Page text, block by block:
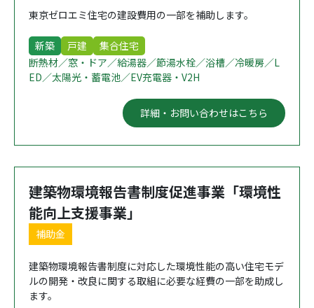
東京ゼロエミ住宅の建設費用の一部を補助します。
新築 戸建
集合住宅
断熱材／窓・ドア／給湯器／節湯水栓／浴槽／冷暖房／L
ED／太陽光・蓄電池／EV充電器・V2H
詳細・お問い合わせはこちら
建築物環境報告書制度促進事業「環境性
能向上支援事業」
補助金
建築物環境報告書制度に対応した環境性能の高い住宅モデ
ルの開発・改良に関する取組に必要な経費の一部を助成し
ます。